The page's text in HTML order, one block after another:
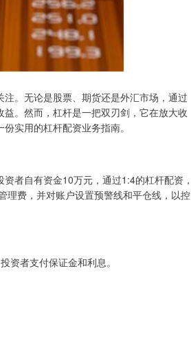
。无论是股票、期货还是外汇市场，通过
。然而，杠杆是一把双刃剑，它在放大收
实用的杠杆配资业务指南。
者自有资金10万元，通过1:4的杠杆配资，
理费，并对账户设置预警线和平仓线，以控
资者支付保证金和利息。